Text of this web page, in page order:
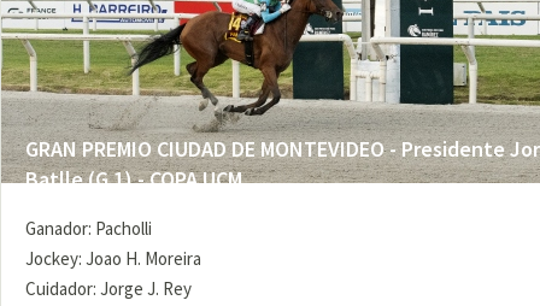
GRAN PREMIO CIUDAD DE MONTEVIDEO - Presidente
Batlle (G 1) - COPA UCM
Ganador: Pacholli
Jockey: Joao H. Moreira
Cuidador: Jorge J. Rey